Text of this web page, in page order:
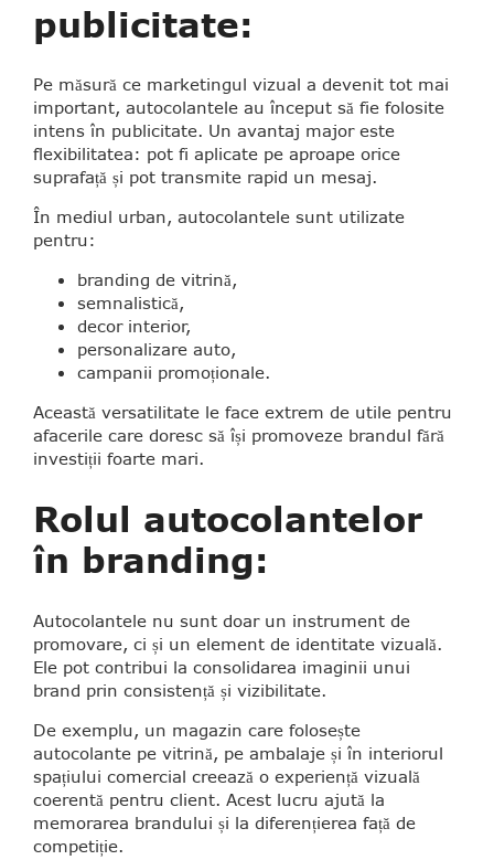
publicitate:
Pe măsură ce marketingul vizual a devenit tot mai
important, autocolantele au început să fie folosite
intens în publicitate. Un avantaj major este
flexibilitatea: pot fi aplicate pe aproape orice
suprafață și pot transmite rapid un mesaj.
În mediul urban, autocolantele sunt utilizate
pentru:
branding de vitrină,
semnalistică,
decor interior,
personalizare auto,
campanii promoționale.
Această versatilitate le face extrem de utile pentru
afacerile care doresc să își promoveze brandul fără
investiții foarte mari.
Rolul autocolantelor
în branding:
Autocolantele nu sunt doar un instrument de
promovare, ci și un element de identitate vizuală.
Ele pot contribui la consolidarea imaginii unui
brand prin consistență și vizibilitate.
De exemplu, un magazin care folosește
autocolante pe vitrină, pe ambalaje și în interiorul
spațiului comercial creează o experiență vizuală
coerentă pentru client. Acest lucru ajută la
memorarea brandului și la diferențierea față de
competiție.